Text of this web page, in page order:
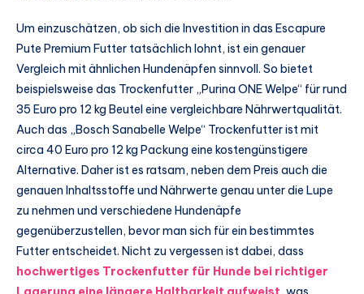
Um einzuschätzen, ob sich die Investition in das Escapure
Pute Premium Futter tatsächlich lohnt, ist ein genauer
Vergleich mit ähnlichen Hundenäpfen sinnvoll. So bietet
beispielsweise das Trockenfutter „Purina ONE Welpe“ für rund
35 Euro pro 12 kg Beutel eine vergleichbare Nährwertqualität.
Auch das „Bosch Sanabelle Welpe“ Trockenfutter ist mit
circa 40 Euro pro 12 kg Packung eine kostengünstigere
Alternative. Daher ist es ratsam, neben dem Preis auch die
genauen Inhaltsstoffe und Nährwerte genau unter die Lupe
zu nehmen und verschiedene Hundenäpfe
gegenüberzustellen, bevor man sich für ein bestimmtes
Futter entscheidet. Nicht zu vergessen ist dabei, dass
hochwertiges Trockenfutter für Hunde bei richtiger